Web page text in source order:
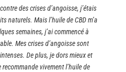
des crises d’angoisse, j’étais
naturels. Mais l’huile de CBD m’a
semaines, j’ai commencé à
Mes crises d’angoisse sont
De plus, je dors mieux et
vivement l’huile de